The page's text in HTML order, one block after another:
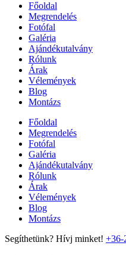
Főoldal
Megrendelés
Fotófal
Galéria
Ajándékutalvány
Rólunk
Árak
Vélemények
Blog
Montázs
Főoldal
Megrendelés
Fotófal
Galéria
Ajándékutalvány
Rólunk
Árak
Vélemények
Blog
Montázs
Segíthetünk? Hívj minket! +36-